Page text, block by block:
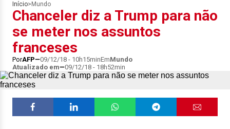
Início> Mundo
Chanceler diz a Trump para não
se meter nos assuntos
franceses
PorAFP 09/12/18 - 10h15minEmMundo
Atualizado em
09/12/18 - 18h52min